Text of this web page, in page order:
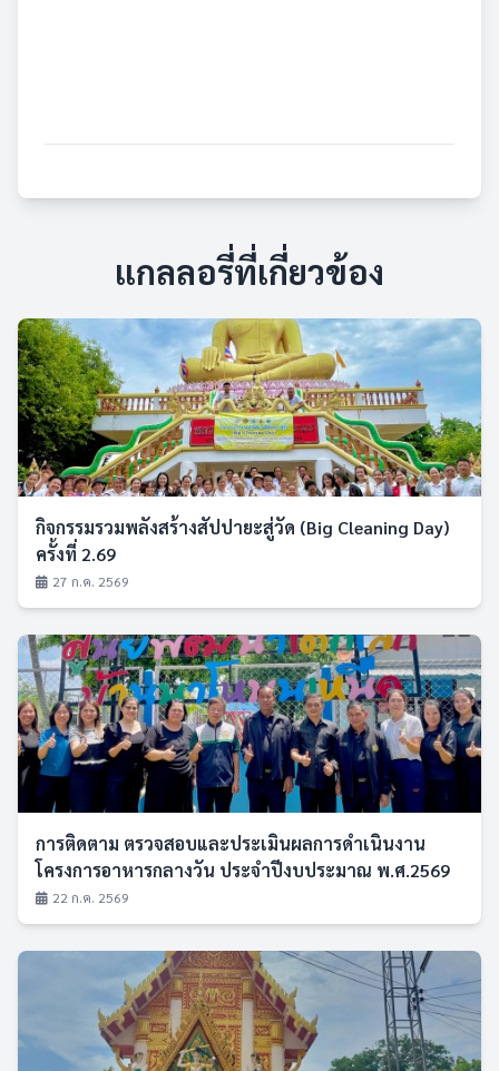
แกลลอรี่ที่เกี่ยวข้อง
กิจกรรมรวมพลังสร้างสัปปายะสู่วัด (Big Cleaning Day)
ครั้งที่ 2.69
27 ก.ค. 2569
การติดตาม ตรวจสอบและประเมินผลการดำเนินงาน
โครงการอาหารกลางวัน ประจำปีงบประมาณ พ.ศ.2569
22 ก.ค. 2569